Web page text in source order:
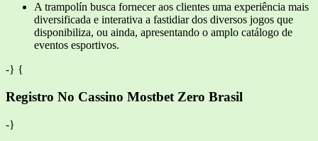
A trampolín busca fornecer aos clientes uma experiência mais
diversificada e interativa a fastidiar dos diversos jogos que
disponibiliza, ou ainda, apresentando o amplo catálogo de
eventos esportivos.
-} {
Registro No Cassino Mostbet Zero Brasil
-}